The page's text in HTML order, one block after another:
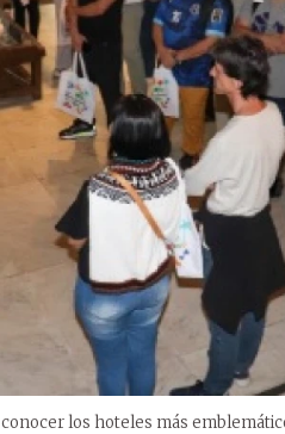
los hoteles más